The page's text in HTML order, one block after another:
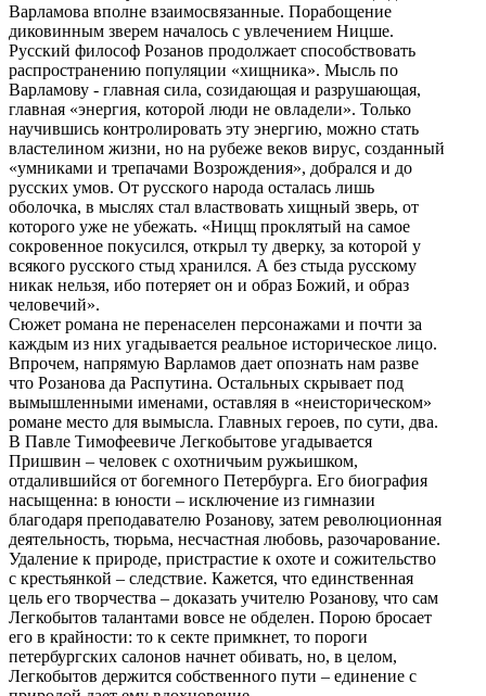
Варламова вполне взаимосвязанные. Порабощение
диковинным зверем началось с увлечением Ницше.
Русский философ Розанов продолжает способствовать
распространению популяции «хищника». Мысль по
Варламову - главная сила, созидающая и разрушающая,
главная «энергия, которой люди не овладели». Только
научившись контролировать эту энергию, можно стать
властелином жизни, но на рубеже веков вирус, созданный
«умниками и трепачами Возрождения», добрался и до
русских умов. От русского народа осталась лишь
оболочка, в мыслях стал властвовать хищный зверь, от
которого уже не убежать. «Ницщ проклятый на самое
сокровенное покусился, открыл ту дверку, за которой у
всякого русского стыд хранился. А без стыда русскому
никак нельзя, ибо потеряет он и образ Божий, и образ
человечий».
Сюжет романа не перенаселен персонажами и почти за
каждым из них угадывается реальное историческое лицо.
Впрочем, напрямую Варламов дает опознать нам разве
что Розанова да Распутина. Остальных скрывает под
вымышленными именами, оставляя в «неисторическом»
романе место для вымысла. Главных героев, по сути, два.
В Павле Тимофеевиче Легкобытове угадывается
Пришвин – человек с охотничьим ружьишком,
отдалившийся от богемного Петербурга. Его биография
насыщенна: в юности – исключение из гимназии
благодаря преподавателю Розанову, затем революционная
деятельность, тюрьма, несчастная любовь, разочарование.
Удаление к природе, пристрастие к охоте и сожительство
с крестьянкой – следствие. Кажется, что единственная
цель его творчества – доказать учителю Розанову, что сам
Легкобытов талантами вовсе не обделен. Порою бросает
его в крайности: то к секте примкнет, то пороги
петербургских салонов начнет обивать, но, в целом,
Легкобытов держится собственного пути – единение с